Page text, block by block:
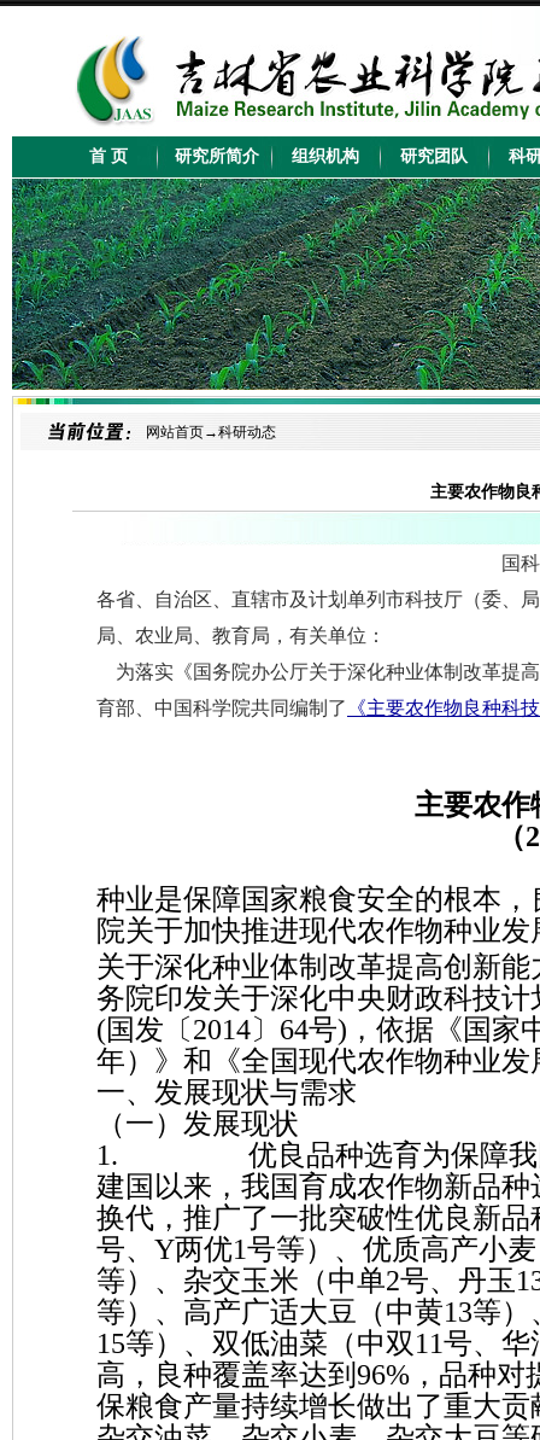
网站首页→科研动态
主要农作物良
国
各省、自治区、直辖市及计划单列市科技厅（委、
局、农业局、教育局，有关单位：
为落实《国务院办公厅关于深化种业体制改革提
育部、中国科学院共同编制了
《主要农作物良种科
主要农作
（
种业是保障国家粮食安全的根本
院关于加快推进现代农作物种业
关于深化种业体制改革提高创新
务院印发关于深化中央财政科技
(国发〔2014〕64号)，依据《国家
年）》和《全国现代农作物种业
一、发展现状与需求
（一）发展现状
1. 优良品种选育为保障我国
建国以来，我国育成农作物新品
换代，推广了一批突破性优良新
号、Y两优1号等）、优质高产小
等）、杂交玉米（中单2号、丹玉
等）、高产广适大豆（中黄13等
15等）、双低油菜（中双11号、
高，良种覆盖率达到96%，品种
保粮食产量持续增长做出了重大